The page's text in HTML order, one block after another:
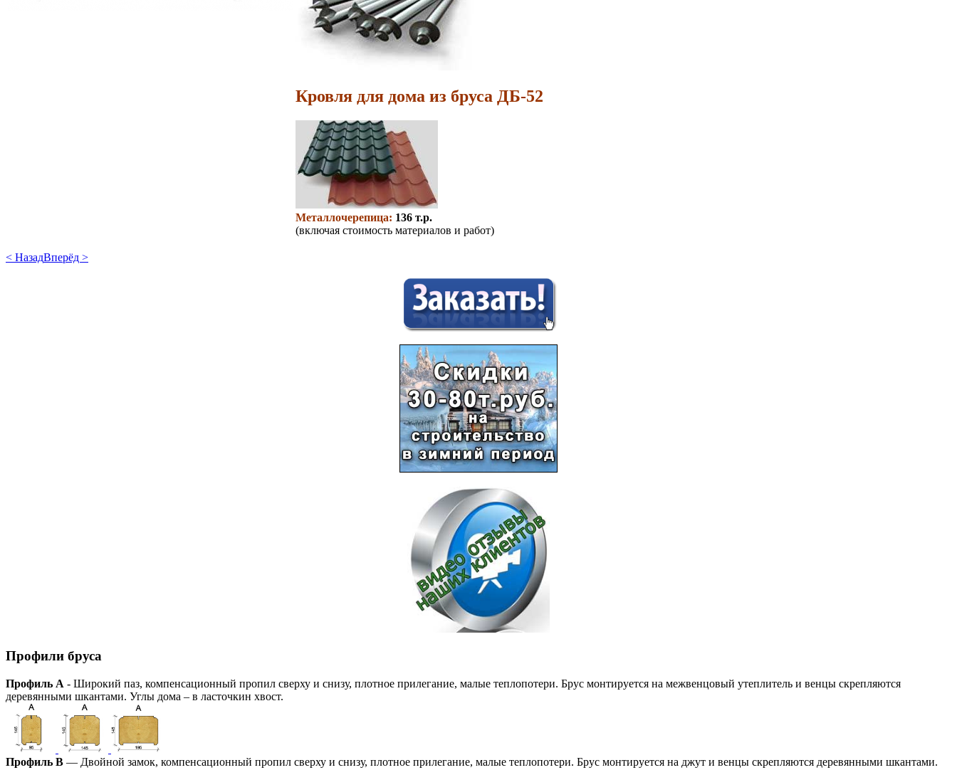
Кровля для дома из бруса ДБ-52
Металлочерепица: 136 т.р.
(включая стоимость материалов и работ)
< НазадВперёд >
Профили бруса
Профиль А - Широкий паз, компенсационный пропил сверху и снизу, плотное прилегание, малые теплопотери. Брус монтируется на межвенцовый утеплитель и венцы скрепляются
деревянными шкантами. Углы дома – в ласточкин хвост.
Профиль В — Двойной замок, компенсационный пропил сверху и снизу, плотное прилегание, малые теплопотери. Брус монтируется на джут и венцы скрепляются деревянными шкантами.